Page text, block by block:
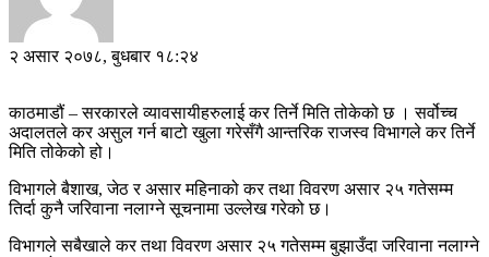
२ असार २०७८, बुधबार १८:२४
काठमाडौं – सरकारले व्यावसायीहरुलाई कर तिर्ने मिति तोकेको छ । सर्वोच्च
अदालतले कर असुल गर्न बाटो खुला गरेसँगै आन्तरिक राजस्व विभागले कर तिर्ने
मिति तोकेको हो।
विभागले बैशाख, जेठ र असार महिनाको कर तथा विवरण असार २५ गतेसम्म
तिर्दा कुनै जरिवाना नलाग्ने सूचनामा उल्लेख गरेको छ।
विभागले सबैखाले कर तथा विवरण असार २५ गतेसम्म बुझाउँदा जरिवाना नलाग्ने